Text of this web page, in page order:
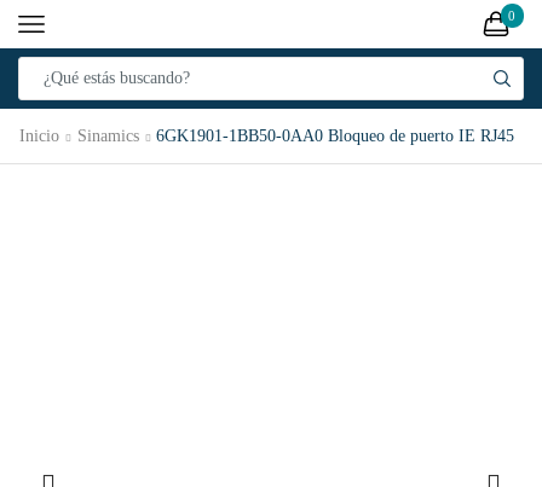
0
Inicio Sinamics 6GK1901-1BB50-0AA0 Bloqueo de puerto IE RJ45